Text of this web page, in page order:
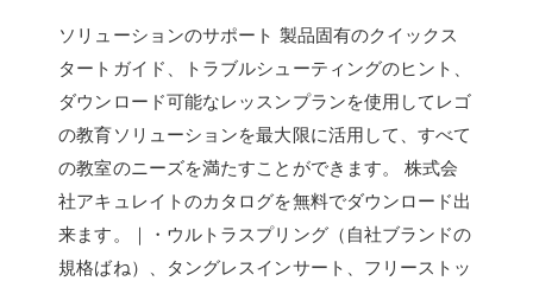
ソリューションのサポート 製品固有のクイックス
タートガイド、トラブルシューティングのヒント、
ダウンロード可能なレッスンプランを使用してレゴ
の教育ソリューションを最大限に活用して、すべて
の教室のニーズを満たすことができます。 株式会
社アキュレイトのカタログを無料でダウンロード出
来ます。｜・ウルトラスプリング（自社ブランドの
規格ばね）、タングレスインサート、フリーストッ